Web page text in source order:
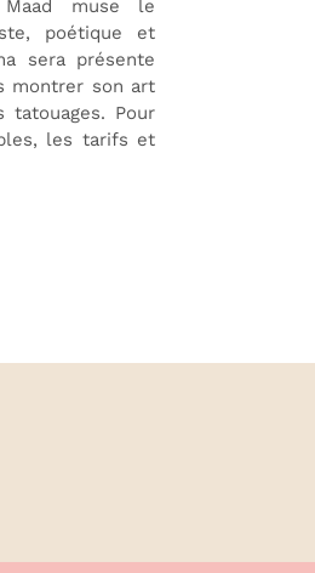
muse le
poétique et
sera présente
montrer son art
tatouages. Pour
les tarifs et